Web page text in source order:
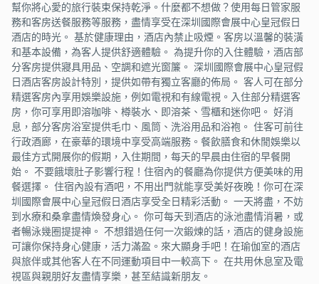
幫你將心愛的旅行裝束保持乾淨。什麼都不想做？使用每日管家服
務和客房送餐服務等服務，盡情享受在深圳國際會展中心皇冠假日
酒店的時光。 基於健康理由，酒店內禁止吸煙。客房以溫馨的裝潢
和基本設備，為客人提供舒適體驗。 為提升你的入住體驗，酒店部
分客房提供寢具用品、空調和遮光窗簾。 深圳國際會展中心皇冠假
日酒店客房設計特別，提供如帶有獨立客廳的佈局。 客人可在部分
精選客房內享用娛樂設施，例如電視和有線電視。入住部分精選客
房，你可享用即溶咖啡、樽裝水、即溶茶、雪櫃和迷你吧。 好消
息，部分客房浴室提供毛巾、風筒、洗浴用品和浴袍。 住客可前往
行政酒廊，在豪華的環境中享受高端服務。餐飲膳食和休閒娛樂以
最佳方式開展你的假期，入住期間，每天的早晨由住宿的早餐開
始。 不要餓壞肚子影響行程！住宿內的餐廳為你提供方便美味的用
餐選擇。 住宿內設有酒吧，不用出門就能享受美好夜晚！你可在深
圳國際會展中心皇冠假日酒店享受全日精彩活動。 一天將盡，不妨
到水療和桑拿盡情煥發身心。 你可每天到酒店的泳池盡情消暑，或
者暢泳幾圈提提神。 不想錯過任何一次鍛煉的話，酒店的健身設施
可讓你保持身心健康，活力滿盈。來大顯身手吧！在瑜伽室的酒店
與旅伴或其他客人在不同運動項目中一較高下。 在共用休息室及電
視區與親朋好友盡情享樂，甚至結識新朋友。